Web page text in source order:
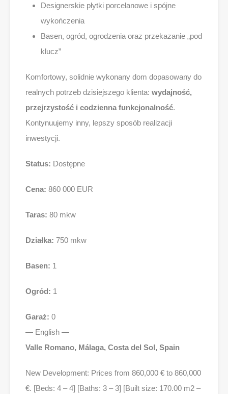
Designerskie płytki porcelanowe i spójne
wykończenia
Basen, ogród, ogrodzenia oraz przekazanie „pod
klucz”
Komfortowy, solidnie wykonany dom dopasowany do
realnych potrzeb dzisiejszego klienta: wydajność,
przejrzystość i codzienna funkcjonalność.
Kontynuujemy inny, lepszy sposób realizacji
inwestycji.
Status: Dostępne
Cena: 860 000 EUR
Taras: 80 mkw
Działka: 750 mkw
Basen: 1
Ogród: 1
Garaż: 0
— English —
Valle Romano, Málaga, Costa del Sol, Spain
New Development: Prices from 860,000 € to 860,000
€. [Beds: 4 – 4] [Baths: 3 – 3] [Built size: 170.00 m2 –